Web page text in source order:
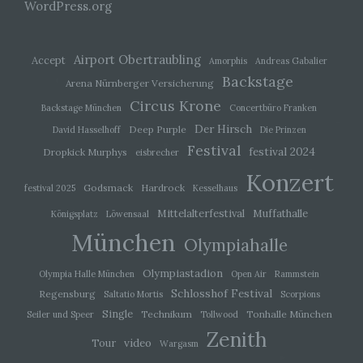
WordPress.org
Accept Airport Obertraubling Amorphis Andreas Gabalier
Arena Nürnberger Versicherung Backstage
Backstage München Circus Krone
Concertbüro Franken
David Hasselhoff
Deep Purple Der Hirsch Die Prinzen
Dropkick Murphys eisbrecher Festival festival 2024
festival 2025 Godsmack Hardrock Kesselhaus Konzert
Königsplatz Löwensaal Mittelalterfestival Muffathalle
München Olympiahalle
Olympia Halle München Olympiastadion Open Air Rammstein
Regensburg Saltatio Mortis Schlosshof Festival
Scorpions
Seiler und Speer
Single Technikum Tollwood Tonhalle München
Tour video Wargasm Zenith
d) Einschränkung der Verarbeitung
Markierung gespeicherter personenbezogener
Daten mit dem Ziel, ihre künftige Verarbeitung
einzuschränken.
e) Profiling
Verarbeitung personenbezogener Daten, die
Daten verwendet werden, um bestimmte
persönliche Aspekte, die sich auf eine natürliche
Person beziehen, zu bewerten, insbesondere,
um Aspekte bezüglich Arbeitsleistung,
Vorlieben, Interessen, Zuverlässigkeit, Verhalten,
Aufenthaltsort oder Ortswechsel dieser
natürlichen Person zu analysieren oder
vorherzusagen.